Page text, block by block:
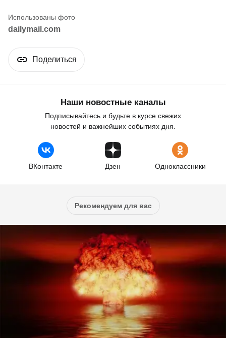
dailymail.com
Поделиться
Наши новостные каналы
Подписывайтесь и будьте в курсе свежих
новостей и важнейших событиях дня.
ВКонтакте Дзен Одноклассники
Рекомендуем для вас